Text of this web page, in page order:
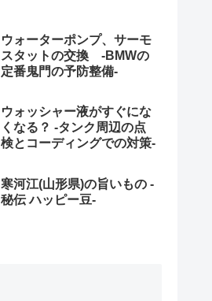
ウォーターポンプ、サーモ
スタットの交換 -BMWの
定番鬼門の予防整備-
ウォッシャー液がすぐにな
くなる？ -タンク周辺の点
検とコーディングでの対策-
寒河江(山形県)の旨いもの -
秘伝 ハッピー豆-